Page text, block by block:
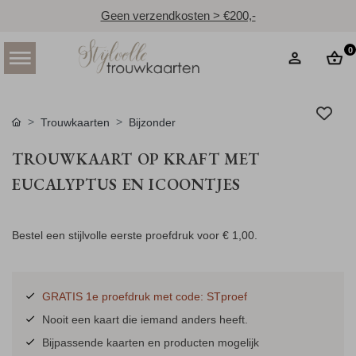
Geen verzendkosten > €200,-
0
Trouwkaarten Bijzonder
TROUWKAART OP KRAFT MET
EUCALYPTUS EN ICOONTJES
Bestel een stijlvolle eerste proefdruk voor € 1,00.
GRATIS 1e proefdruk met code: STproef
Nooit een kaart die iemand anders heeft.
Bijpassende kaarten en producten mogelijk